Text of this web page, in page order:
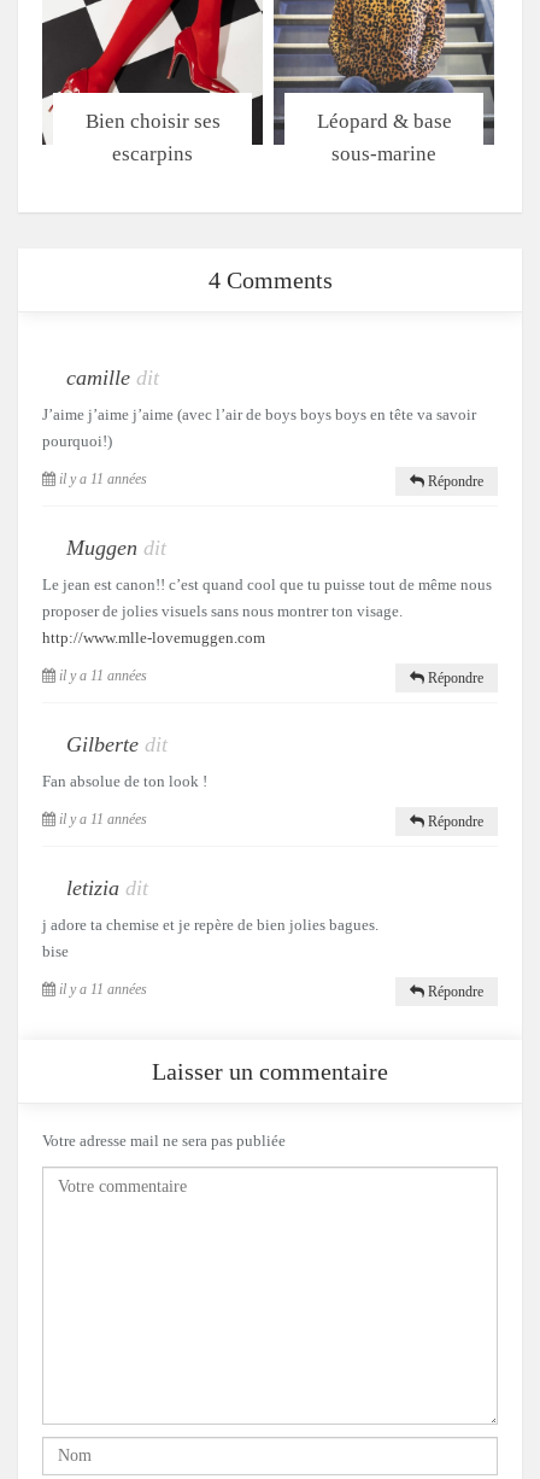
Bien choisir ses
escarpins
Léopard & base
sous-marine
4 Comments
camille dit
J’aime j’aime j’aime (avec l’air de boys boys boys en tête va savoir
pourquoi!)
il y a 11 années Répondre
Muggen dit
Le jean est canon!! c’est quand cool que tu puisse tout de même nous
proposer de jolies visuels sans nous montrer ton visage.
http://www.mlle-lovemuggen.com
il y a 11 années Répondre
Gilberte dit
Fan absolue de ton look !
il y a 11 années Répondre
letizia dit
j adore ta chemise et je repère de bien jolies bagues.
bise
il y a 11 années Répondre
Laisser un commentaire
Votre adresse mail ne sera pas publiée